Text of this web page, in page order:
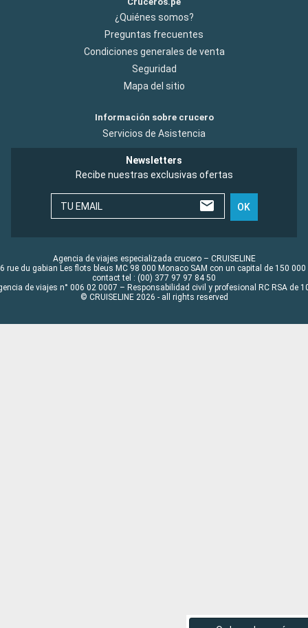
¿Quiénes somos?
Preguntas frecuentes
Condiciones generales de venta
Seguridad
Mapa del sitio
Información sobre crucero
Servicios de Asistencia
Newsletters
Recibe nuestras exclusivas ofertas
TU EMAIL OK
Agencia de viajes especializada crucero – CRUISELINE
rue du gabian Les flots bleus MC 98 000 Monaco SAM con un capital de 150 000
contact tel : (00) 377 97 97 84 50
de viajes n° 006 02 0007 – Responsabilidad civil y profesional RC RSA de
© CRUISELINE 2026 - all rights reserved